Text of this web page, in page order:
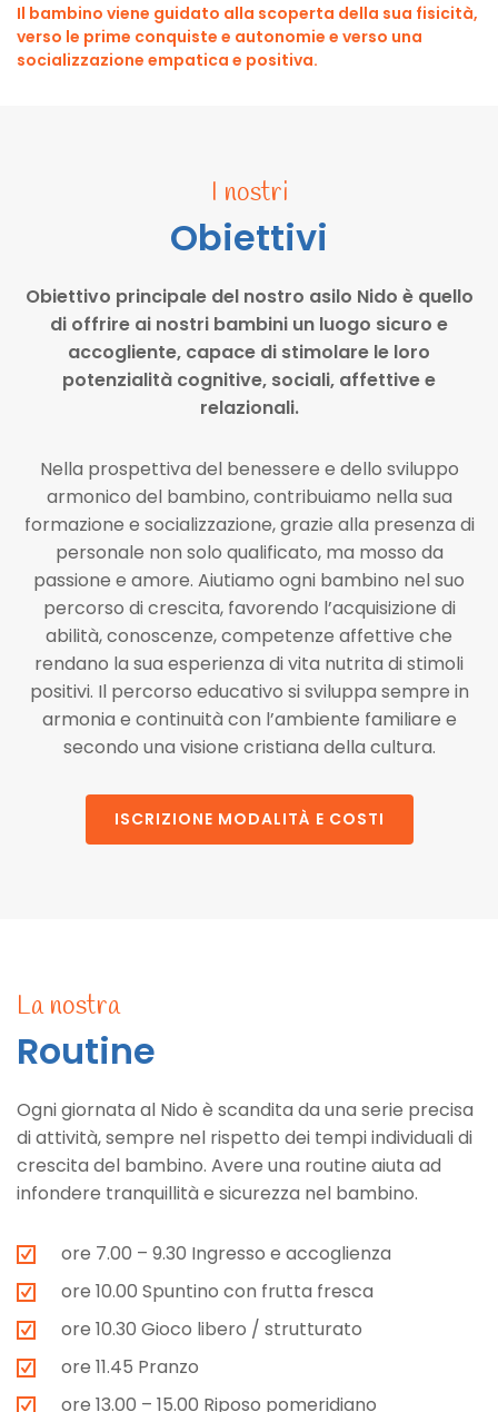
Il bambino viene guidato alla scoperta della sua fisicità,
verso le prime conquiste e autonomie e verso una
socializzazione empatica e positiva.
I nostri
Obiettivi
Obiettivo principale del nostro asilo Nido è quello
di offrire ai nostri bambini un luogo sicuro e
accogliente, capace di stimolare le loro
potenzialità cognitive, sociali, affettive e
relazionali.
Nella prospettiva del benessere e dello sviluppo
armonico del bambino, contribuiamo nella sua
formazione e socializzazione, grazie alla presenza di
personale non solo qualificato, ma mosso da
passione e amore. Aiutiamo ogni bambino nel suo
percorso di crescita, favorendo l’acquisizione di
abilità, conoscenze, competenze affettive che
rendano la sua esperienza di vita nutrita di stimoli
positivi. Il percorso educativo si sviluppa sempre in
armonia e continuità con l’ambiente familiare e
secondo una visione cristiana della cultura.
ISCRIZIONE MODALITÀ E COSTI
La nostra
Routine
Ogni giornata al Nido è scandita da una serie precisa
di attività, sempre nel rispetto dei tempi individuali di
crescita del bambino. Avere una routine aiuta ad
infondere tranquillità e sicurezza nel bambino.
ore 7.00 – 9.30 Ingresso e accoglienza
ore 10.00 Spuntino con frutta fresca
ore 10.30 Gioco libero / strutturato
ore 11.45 Pranzo
ore 13.00 – 15.00 Riposo pomeridiano